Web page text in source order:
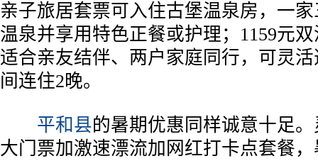
亲子旅居套票可入住古堡温泉房，一
温泉并享用特色正餐或护理；1159元
适合亲友结伴、两户家庭同行，可灵
间连住2晚。
平和县的暑期优惠同样诚意十足
大门票加激速漂流加网红打卡点套餐